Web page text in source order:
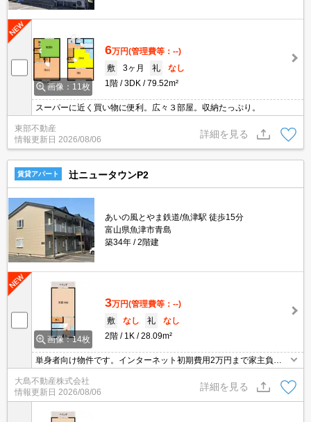
画像：11枚
6万円(管理費等：--)
敷
3ヶ月 礼
なし
1階
3DK 79.52m²
スーパーに近く買い物に便利。広々３部屋。収納たっぷり。
東部不動産
情報更新日 2026/08/06
詳細を見る
賃貸アパート 辻ニュータウンP2
あいの風とやま鉄道/魚津駅 徒歩15分
富山県魚津市青島
築34年
2階建
画像：14枚
3万円(管理費等：--)
敷
なし 礼
なし
2階
1K 28.09m²
単身者向け物件です。インターネット初期費用2万円まで家主負
担。銭湯へ200m。上水道代0円。
大島不動産株式会社
情報更新日 2026/08/06
詳細を見る